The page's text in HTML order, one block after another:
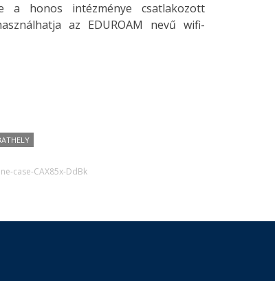
a honos intézménye csatlakozott
az EDUROAM nevű wifi-
case-CAX85x-DdBk